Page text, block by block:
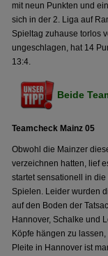
mit neun Punkten und
sich in der 2. Liga auf
Spieltag zuhause torlos
ungeschlagen, hat 14
13:4.
Beide
Teamcheck Mainz 05
Obwohl die Mainzer
verzeichnen hatten, lief
startet sensationell in
Spielen. Leider wurden
auf den Boden der
Hannover, Schalke und
Köpfe hängen zu
Pleite in Hannover ist